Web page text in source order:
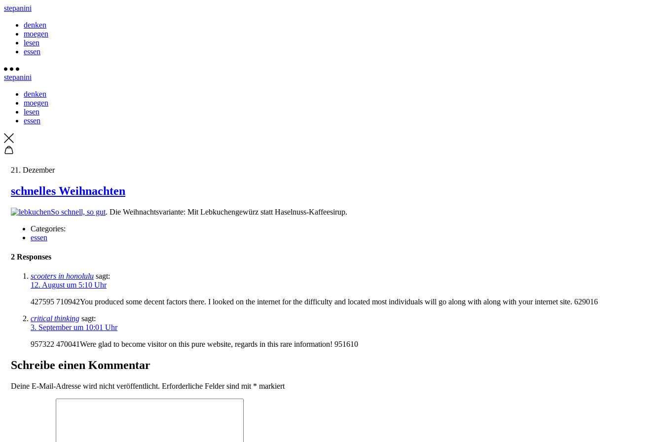
stepanini
denken
moegen
lesen
essen
stepanini
denken
moegen
lesen
essen
21. Dezember
schnelles Weihnachten
So schnell, so gut. Die Weihnachtsvariante: Mit Lebkuchengewürz statt Haselnuss-Kaffeesirup.
Categories:
essen
2 Responses
scooters in honolulu sagt:
12. August um 5:10 Uhr
427595 710942You produced some decent factors there. I looked on the internet for the difficulty and located most individuals will go along with along with your internet site. 629016
critical thinking sagt:
3. September um 10:01 Uhr
957322 470041Were glad to become visitor on this pure website, regards in this rare information! 951610
Schreibe einen Kommentar
Deine E-Mail-Adresse wird nicht veröffentlicht. Erforderliche Felder sind mit * markiert